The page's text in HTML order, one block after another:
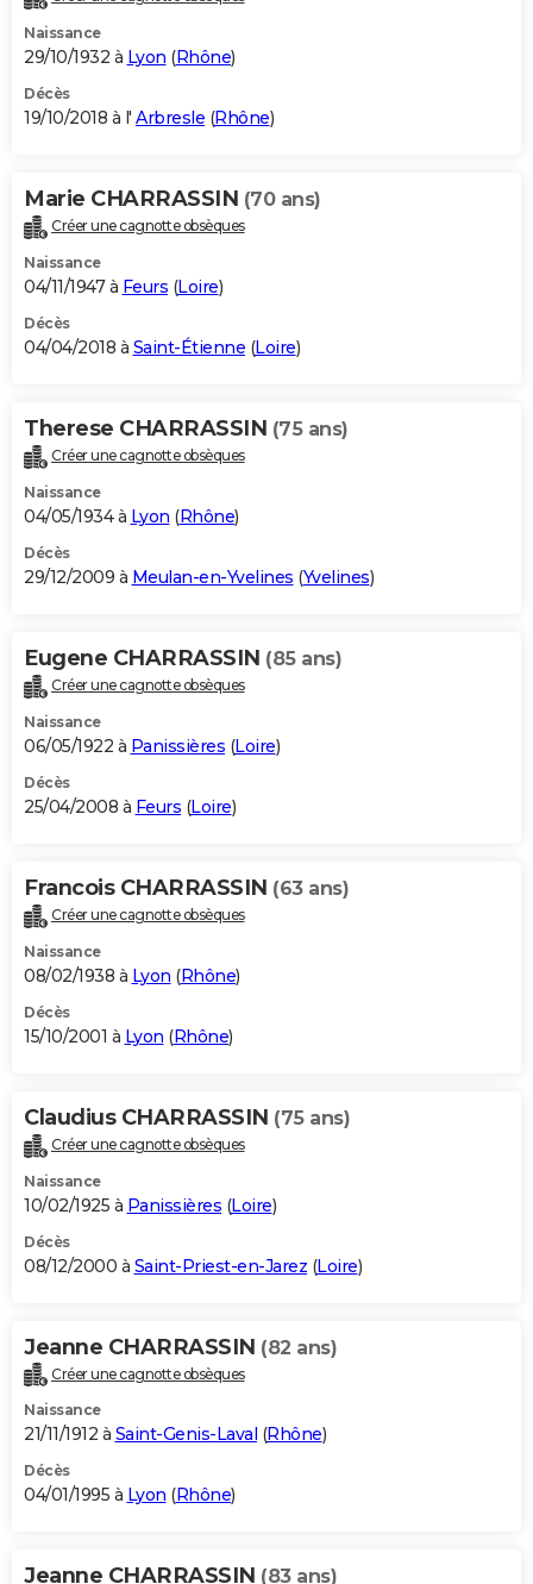
Naissance
29/10/1932 à Lyon (Rhône)
Décès
19/10/2018 à l' Arbresle (Rhône)
Marie CHARRASSIN (70 ans)
Créer une cagnotte obsèques
Naissance
04/11/1947 à Feurs (Loire)
Décès
04/04/2018 à Saint-Étienne (Loire)
Therese CHARRASSIN (75 ans)
Créer une cagnotte obsèques
Naissance
04/05/1934 à Lyon (Rhône)
Décès
29/12/2009 à Meulan-en-Yvelines (Yvelines)
Eugene CHARRASSIN (85 ans)
Créer une cagnotte obsèques
Naissance
06/05/1922 à Panissières (Loire)
Décès
25/04/2008 à Feurs (Loire)
Francois CHARRASSIN (63 ans)
Créer une cagnotte obsèques
Naissance
08/02/1938 à Lyon (Rhône)
Décès
15/10/2001 à Lyon (Rhône)
Claudius CHARRASSIN (75 ans)
Créer une cagnotte obsèques
Naissance
10/02/1925 à Panissières (Loire)
Décès
08/12/2000 à Saint-Priest-en-Jarez (Loire)
Jeanne CHARRASSIN (82 ans)
Créer une cagnotte obsèques
Naissance
21/11/1912 à Saint-Genis-Laval (Rhône)
Décès
04/01/1995 à Lyon (Rhône)
Jeanne CHARRASSIN (83 ans)